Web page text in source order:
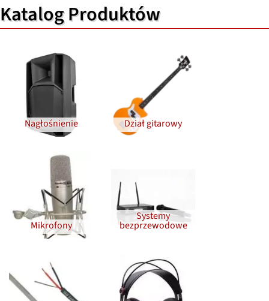
Katalog Produktów
Nagłośnienie Dział gitarowy
Mikrofony
Systemy
bezprzewodowe